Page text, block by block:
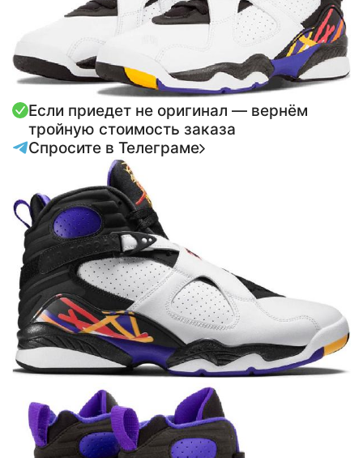
Если приедет не оригинал — вернём
тройную стоимость заказа
Спросите в Телеграме